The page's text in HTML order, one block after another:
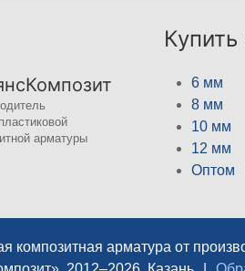
арматуры
6 мм
8 мм
10 мм
12 мм
Оптом
композитная арматура от